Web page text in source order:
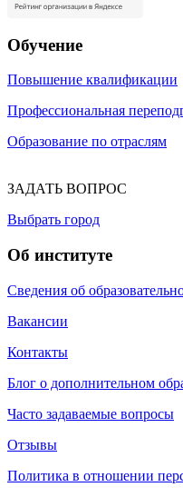
Обучение
Повышение квалификации
Профессиональная
Образование по отраслям
ЗАДАТЬ ВОПРОС
Выбрать город
Об институте
Сведения об
Вакансии
Контакты
Блог о дополнительном
Часто задаваемые вопросы
Отзывы
Политика в отношении